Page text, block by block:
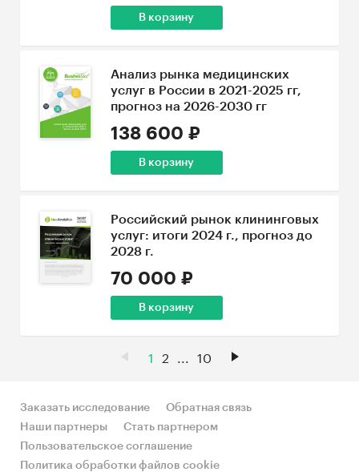
В корзину
Анализ рынка медицинских
услуг в России в 2021-2025 гг,
прогноз на 2026-2030 гг
138 600 ₽
В корзину
Российский рынок клининговых
услуг: итоги 2024 г., прогноз до
2028 г.
70 000 ₽
В корзину
1 2 ... 10
Заказать исследование
Обратная связь
Наши партнеры
Стать партнером
Пользовательское соглашение
Политика обработки файлов cookie